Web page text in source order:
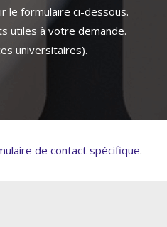
le formulaire ci-dessous.
utiles à votre demande.
universitaires).
de contact spécifique.